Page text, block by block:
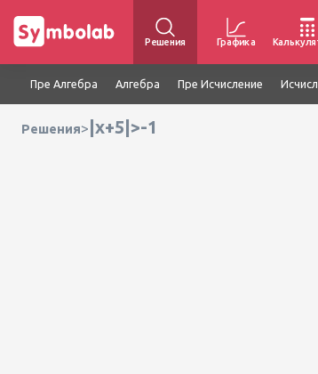
Решения Графика
Пре Алгебра Алгебра Пре Исчисление
Решения> |x+5|>-1